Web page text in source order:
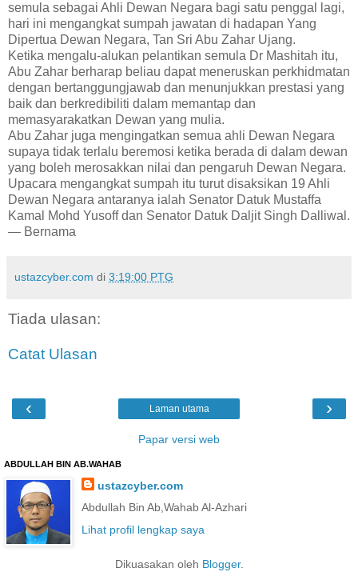
semula sebagai Ahli Dewan Negara bagi satu penggal lagi,
hari ini mengangkat sumpah jawatan di hadapan Yang
Dipertua Dewan Negara, Tan Sri Abu Zahar Ujang.
Ketika mengalu-alukan pelantikan semula Dr Mashitah itu,
Abu Zahar berharap beliau dapat meneruskan perkhidmatan
dengan bertanggungjawab dan menunjukkan prestasi yang
baik dan berkredibiliti dalam memantap dan
memasyarakatkan Dewan yang mulia.
Abu Zahar juga mengingatkan semua ahli Dewan Negara
supaya tidak terlalu beremosi ketika berada di dalam dewan
yang boleh merosakkan nilai dan pengaruh Dewan Negara.
Upacara mengangkat sumpah itu turut disaksikan 19 Ahli
Dewan Negara antaranya ialah Senator Datuk Mustaffa
Kamal Mohd Yusoff dan Senator Datuk Daljit Singh Dalliwal.
— Bernama
ustazcyber.com di 3:19:00 PTG
Tiada ulasan:
Catat Ulasan
‹ ›
Laman utama
Papar versi web
ABDULLAH BIN AB.WAHAB
ustazcyber.com
Abdullah Bin Ab,Wahab Al-Azhari
Lihat profil lengkap saya
Dikuasakan oleh Blogger.